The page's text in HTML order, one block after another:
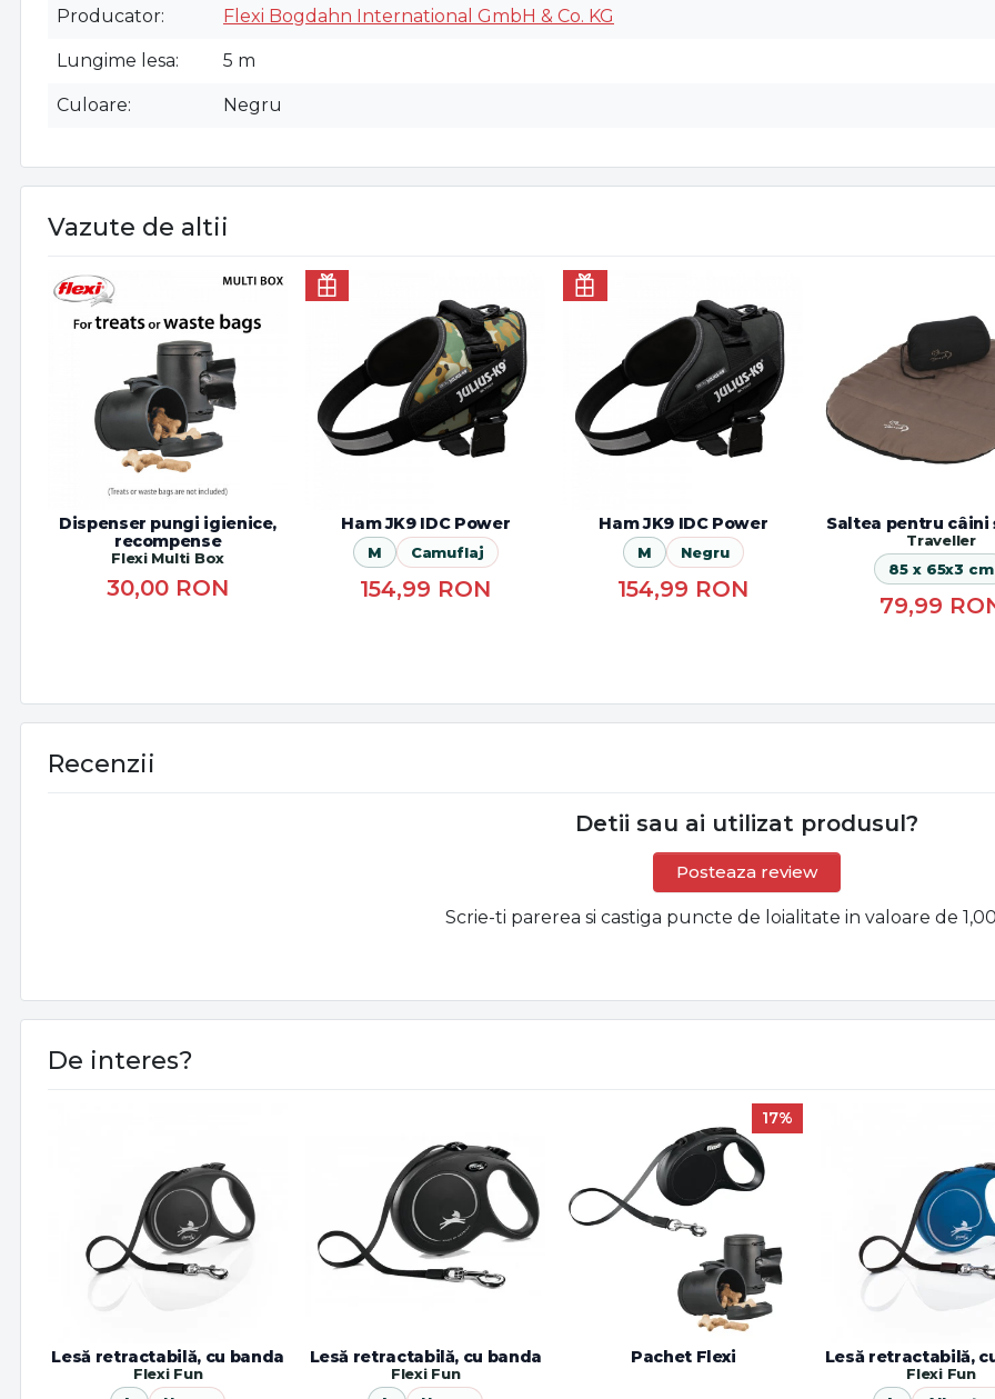
Producator Flexi Bogdahn International GmbH & Co. KG
Lungime lesa 5 m
Culoare Negru
Vazute de altii
Dispenser pungi igienice,
recompense
Flexi Multi Box
30,00 RON
Ham JK9 IDC Power
M Camuflaj
154,99 RON
Ham JK9 IDC Power
M Negru
154,99 RON
Saltea pentru câini
Traveller
85 x 65x3 cm
79,99
Recenzii
Detii sau ai utilizat produsul?
Posteaza review
Scrie-ti parerea si castiga puncte de loialitate in valoare de
De interes?
Lesă retractabilă, cu banda
Flexi Fun
Lesă retractabilă, cu banda
Flexi Fun
17%
Pachet Flexi Lesă retractabilă,
Flexi Fun